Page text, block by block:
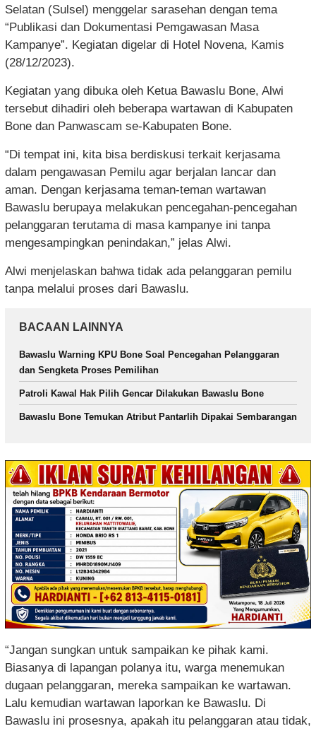
Selatan (Sulsel) menggelar sarasehan dengan tema
“Publikasi dan Dokumentasi Pemgawasan Masa
Kampanye”. Kegiatan digelar di Hotel Novena, Kamis
(28/12/2023).
Kegiatan yang dibuka oleh Ketua Bawaslu Bone, Alwi
tersebut dihadiri oleh beberapa wartawan di Kabupaten
Bone dan Panwascam se-Kabupaten Bone.
“Di tempat ini, kita bisa berdiskusi terkait kerjasama
dalam pengawasan Pemilu agar berjalan lancar dan
aman. Dengan kerjasama teman-teman wartawan
Bawaslu berupaya melakukan pencegahan-pencegahan
pelanggaran terutama di masa kampanye ini tanpa
mengesampingkan penindakan,” jelas Alwi.
Alwi menjelaskan bahwa tidak ada pelanggaran pemilu
tanpa melalui proses dari Bawaslu.
BACAAN LAINNYA
Bawaslu Warning KPU Bone Soal Pencegahan Pelanggaran
dan Sengketa Proses Pemilihan
Patroli Kawal Hak Pilih Gencar Dilakukan Bawaslu Bone
Bawaslu Bone Temukan Atribut Pantarlih Dipakai Sembarangan
“Jangan sungkan untuk sampaikan ke pihak kami.
Biasanya di lapangan polanya itu, warga menemukan
dugaan pelanggaran, mereka sampaikan ke wartawan.
Lalu kemudian wartawan laporkan ke Bawaslu. Di
Bawaslu ini prosesnya, apakah itu pelanggaran atau tidak,